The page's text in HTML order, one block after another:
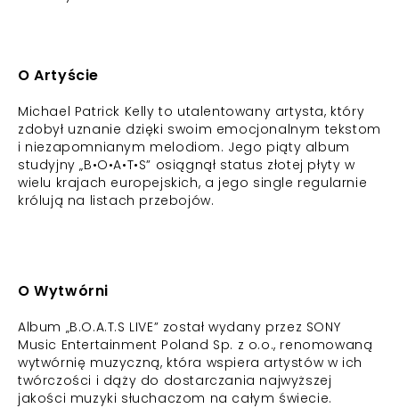
O Artyście
Michael Patrick Kelly to utalentowany artysta, który
zdobył uznanie dzięki swoim emocjonalnym tekstom
i niezapomnianym melodiom. Jego piąty album
studyjny „B•O•A•T•S” osiągnął status złotej płyty w
wielu krajach europejskich, a jego single regularnie
królują na listach przebojów.
O Wytwórni
Album „B.O.A.T.S LIVE” został wydany przez SONY
Music Entertainment Poland Sp. z o.o., renomowaną
wytwórnię muzyczną, która wspiera artystów w ich
twórczości i dąży do dostarczania najwyższej
jakości muzyki słuchaczom na całym świecie.